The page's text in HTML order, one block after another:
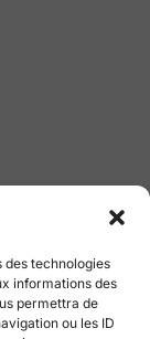
des technologies
informations des
permettra de
ou les ID